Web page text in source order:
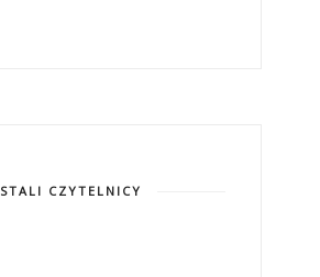
STALI CZYTELNICY